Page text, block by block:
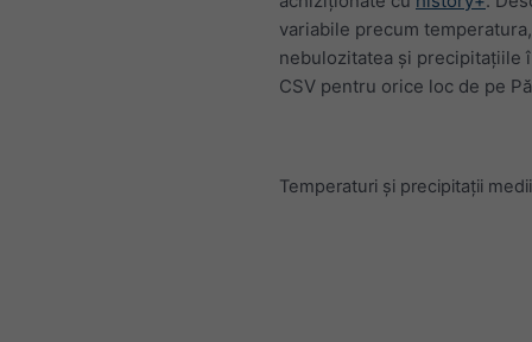
variabile precum
nebulozitatea și precipitațiile
CSV pentru orice loc de pe
Temperaturi și precipitații medii